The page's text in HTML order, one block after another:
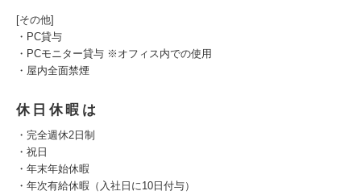
[その他]
・PC貸与
・PCモニター貸与 ※オフィス内での使用
・屋内全面禁煙
休日休暇は
・完全週休2日制
・祝日
・年末年始休暇
・年次有給休暇（入社日に10日付与）